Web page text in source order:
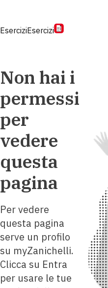
EserciziEsercizi
Non hai i
permessi
per
vedere
questa
pagina
Per vedere
questa pagina
serve un profilo
su myZanichelli.
Clicca su Entra
per usare le tue